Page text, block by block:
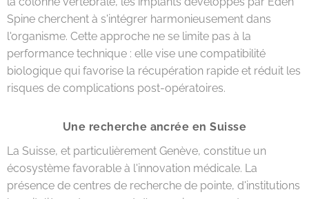
Spine cherchent à s'intégrer harmonieusement dans
l'organisme. Cette approche ne se limite pas à la
performance technique : elle vise une compatibilité
biologique qui favorise la récupération rapide et réduit les
risques de complications post-opératoires.
Une recherche ancrée en Suisse
La Suisse, et particulièrement Genève, constitue un
écosystème favorable à l'innovation médicale. La
présence de centres de recherche de pointe, d'institutions